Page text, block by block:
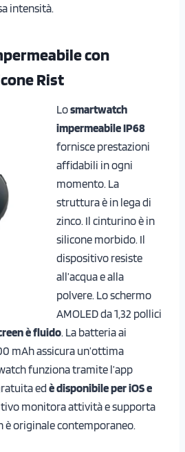
intensità.
con
Rist
Losmartwatch
impermeabile IP68
fornisce prestazioni
affidabili in ogni
momento. La
struttura è in lega di
zinco. Il cinturino è in
silicone morbido. Il
dispositivo resiste
all’acqua e alla
polvere. Lo schermo
AMOLED da 1,32 pollici
è fluido. La batteria ai
mAh assicura un’ottima
funziona tramite l’app
edè disponibile per iOS e
monitora attività e supporta
è originale contemporaneo.